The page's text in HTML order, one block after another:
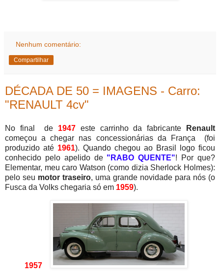
Nenhum comentário:
Compartilhar
DÉCADA DE 50 = IMAGENS - Carro:
"RENAULT 4cv"
No final de 1947 este carrinho da fabricante
Renault
começou a chegar nas concessionárias da França (foi
produzido até 1961). Quando chegou ao Brasil logo ficou
conhecido pelo apelido de "RABO QUENTE"! Por que?
Elementar, meu caro Watson (como dizia Sherlock Holmes):
pelo seu motor traseiro, uma grande novidade para nós (o
Fusca da Volks chegaria só em 1959).
1957